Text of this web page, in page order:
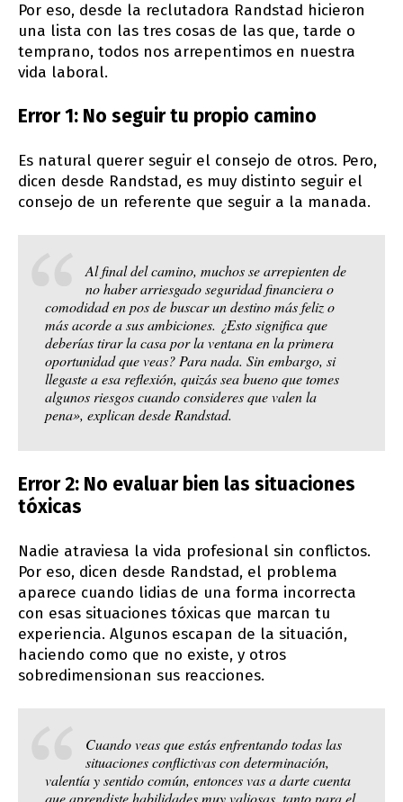
Por eso, desde la reclutadora Randstad hicieron
una lista con las tres cosas de las que, tarde o
temprano, todos nos arrepentimos en nuestra
vida laboral.
Error 1: No seguir tu propio camino
Es natural querer seguir el consejo de otros. Pero,
dicen desde Randstad, es muy distinto seguir el
consejo de un referente que seguir a la manada.
Al final del camino, muchos se arrepienten de
no haber arriesgado seguridad financiera o
comodidad en pos de buscar un destino más feliz o
más acorde a sus ambiciones. ¿Esto significa que
deberías tirar la casa por la ventana en la primera
oportunidad que veas? Para nada. Sin embargo, si
llegaste a esa reflexión, quizás sea bueno que tomes
algunos riesgos cuando consideres que valen la
pena», explican desde Randstad.
Error 2: No evaluar bien las situaciones
tóxicas
Nadie atraviesa la vida profesional sin conflictos.
Por eso, dicen desde Randstad, el problema
aparece cuando lidias de una forma incorrecta
con esas situaciones tóxicas que marcan tu
experiencia. Algunos escapan de la situación,
haciendo como que no existe, y otros
sobredimensionan sus reacciones.
Cuando veas que estás enfrentando todas las
situaciones conflictivas con determinación,
valentía y sentido común, entonces vas a darte cuenta
que aprendiste habilidades muy valiosas, tanto para el